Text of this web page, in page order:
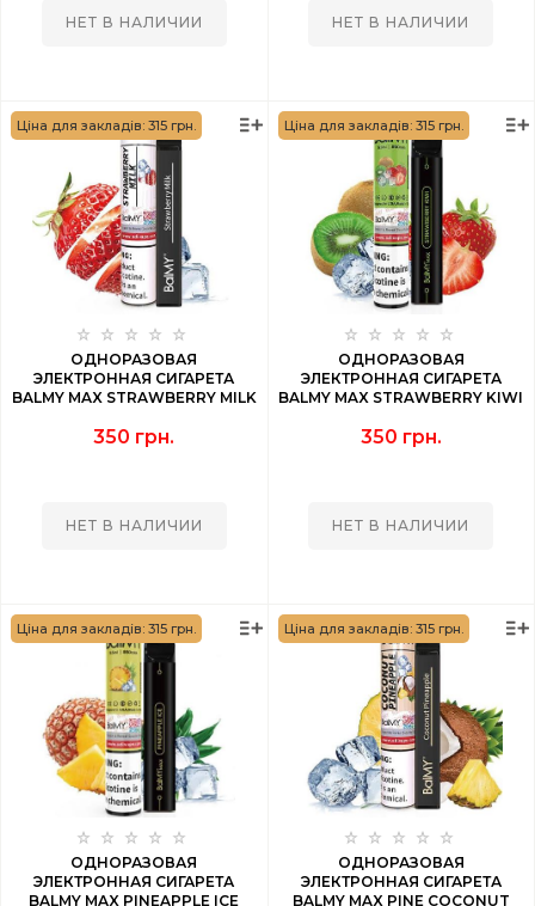
НЕТ В НАЛИЧИИ НЕТ В НАЛИЧИИ
Ціна для закладів: 315 грн.
ОДНОРАЗОВАЯ
ЭЛЕКТРОННАЯ СИГАРЕТА
BALMY MAX STRAWBERRY MILK
PUFF
350 грн.
НЕТ В НАЛИЧИИ
Ціна для закладів: 315 грн.
ОДНОРАЗОВАЯ
ЭЛЕКТРОННАЯ СИГАРЕТА
BALMY MAX STRAWBERRY KIWI
350 грн.
НЕТ В НАЛИЧИИ
Ціна для закладів: 315 грн.
ОДНОРАЗОВАЯ
ЭЛЕКТРОННАЯ СИГАРЕТА
BALMY MAX PINEAPPLE ICE
Ціна для закладів: 315 грн.
ОДНОРАЗОВАЯ
ЭЛЕКТРОННАЯ СИГАРЕТА
BALMY MAX PINE COCONUT